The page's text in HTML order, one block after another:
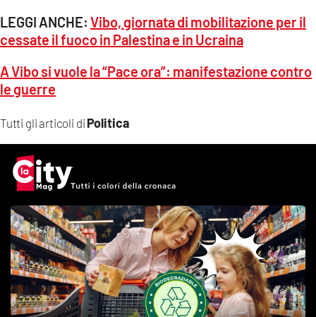
Tutti gli articoli di Politica
LEGGI ANCHE: Vibo, giornata di mobilitazione per il
cessate il fuoco in Palestina e in Ucraina
A Vibo si vuole la “Pace ora”: manifestazione contro
le guerre